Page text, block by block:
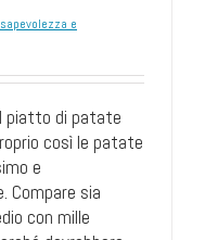
e
piatto di patate
così le patate
e
Compare sia
con mille